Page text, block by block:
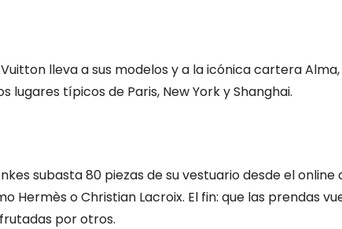
lleva a sus modelos y a la icónica cartera Alma,
lugares típicos de Paris, New York y Shanghai.
subasta 80 piezas de su vestuario desde el online
Hermès o Christian Lacroix. El fin: que las prendas
por otros.